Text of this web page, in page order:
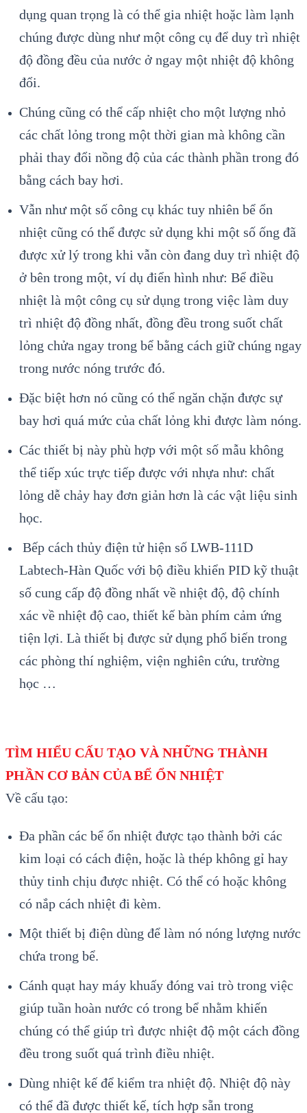
dụng quan trọng là có thể gia nhiệt hoặc làm lạnh
chúng được dùng như một công cụ để duy trì nhiệt
độ đồng đều của nước ở ngay một nhiệt độ không
đổi.
Chúng cũng có thể cấp nhiệt cho một lượng nhỏ
các chất lỏng trong một thời gian mà không cần
phải thay đổi nồng độ của các thành phần trong đó
bằng cách bay hơi.
Vẫn như một số công cụ khác tuy nhiên bể ổn
nhiệt cũng có thể được sử dụng khi một số ống đã
được xử lý trong khi vẫn còn đang duy trì nhiệt độ
ở bên trong một, ví dụ điển hình như: Bể điều
nhiệt là một công cụ sử dụng trong việc làm duy
trì nhiệt độ đồng nhất, đồng đều trong suốt chất
lỏng chửa ngay trong bể bằng cách giữ chúng ngay
trong nước nóng trước đó.
Đặc biệt hơn nó cũng có thể ngăn chặn được sự
bay hơi quá mức của chất lỏng khi được làm nóng.
Các thiết bị này phù hợp với một số mẫu không
thể tiếp xúc trực tiếp được với nhựa như: chất
lỏng dễ chảy hay đơn giản hơn là các vật liệu sinh
học.
Bếp cách thủy điện tử hiện số LWB-111D
Labtech-Hàn Quốc với bộ điều khiển PID kỹ thuật
số cung cấp độ đồng nhất về nhiệt độ, độ chính
xác về nhiệt độ cao, thiết kế bàn phím cảm ứng
tiện lợi. Là thiết bị được sử dụng phổ biến trong
các phòng thí nghiệm, viện nghiên cứu, trường
học …
TÌM HIỂU CẤU TẠO VÀ NHỮNG THÀNH
PHẦN CƠ BẢN CỦA BỂ ỔN NHIỆT
Về cấu tạo:
Đa phần các bể ổn nhiệt được tạo thành bởi các
kim loại có cách điện, hoặc là thép không gỉ hay
thủy tinh chịu được nhiệt. Có thể có hoặc không
có nắp cách nhiệt đi kèm.
Một thiết bị điện dùng để làm nó nóng lượng nước
chứa trong bể.
Cánh quạt hay máy khuấy đóng vai trò trong việc
giúp tuần hoàn nước có trong bể nhằm khiến
chúng có thể giúp trì được nhiệt độ một cách đồng
đều trong suốt quá trình điều nhiệt.
Dùng nhiệt kế để kiểm tra nhiệt độ. Nhiệt độ này
có thể đã được thiết kế, tích hợp sẵn trong